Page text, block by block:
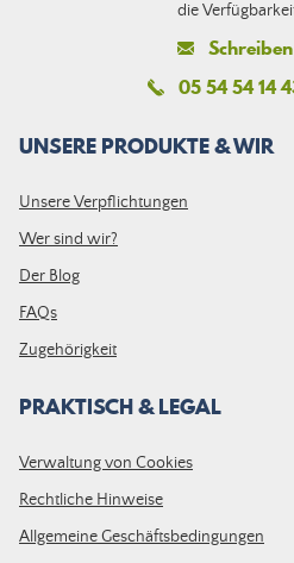
die
05 54 54 14
UNSERE PRODUKTE & WIR
Unsere Verpflichtungen
Wer sind wir?
Der Blog
FAQs
Zugehörigkeit
PRAKTISCH & LEGAL
Verwaltung von Cookies
Rechtliche Hinweise
Allgemeine Geschäftsbedingungen